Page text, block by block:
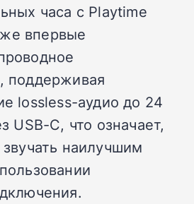
часа с Playtime
впервые
поддерживая
lossless-аудио до 24
USB-C, что означает,
наилучшим